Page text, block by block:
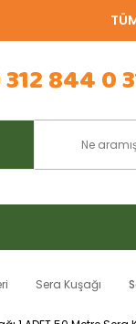
844 0
Sera Kuşağı